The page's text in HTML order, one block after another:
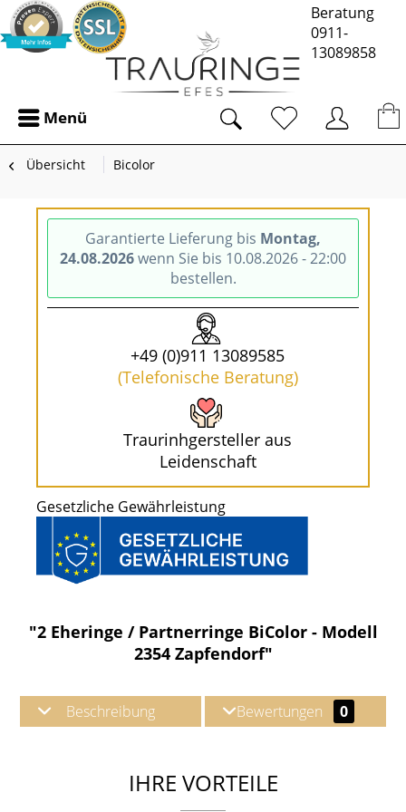
Beratung
0911-
13089858
Menü
Übersicht Bicolor
Garantierte Lieferung bis Montag,
24.08.2026wenn Sie bis 10.08.2026 - 22:00
bestellen.
+49 (0)911 13089585
(Telefonische Beratung)
Traurinhgersteller aus
Leidenschaft
Gesetzliche Gewährleistung
"2 Eheringe / Partnerringe BiColor - Modell
2354 Zapfendorf"
Beschreibung Bewertungen 0
IHRE VORTEILE